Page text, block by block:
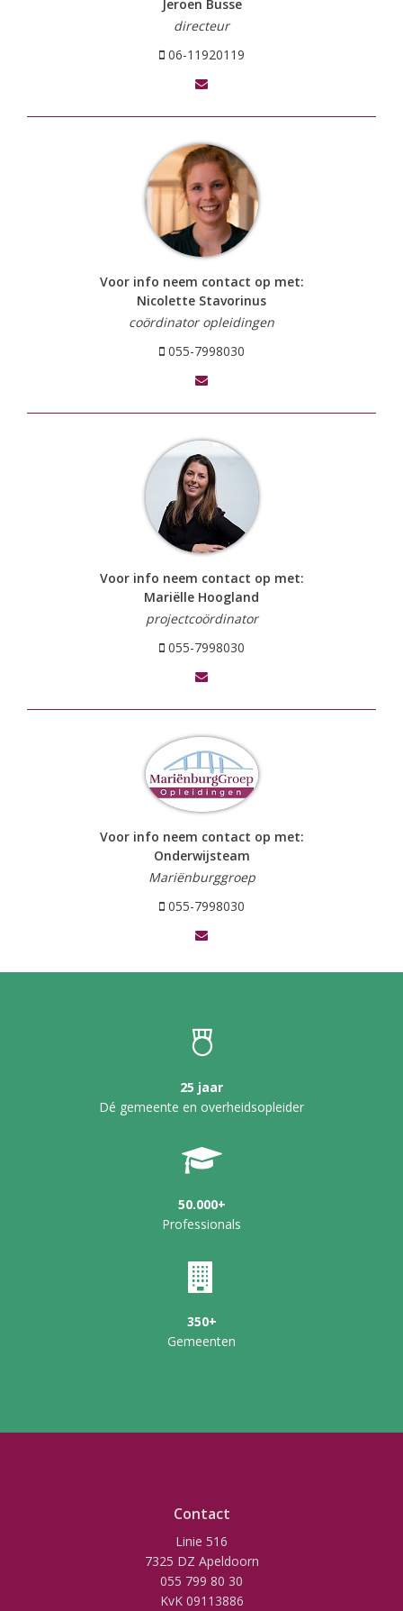
Jeroen Busse
directeur
06-11920119
Voor info neem contact op met:
Nicolette Stavorinus
coördinator opleidingen
055-7998030
Voor info neem contact op met:
Mariëlle Hoogland
projectcoördinator
055-7998030
Voor info neem contact op met:
Onderwijsteam
Mariënburggroep
055-7998030
25 jaar
Dé gemeente en overheidsopleider
50.000+
Professionals
350+
Gemeenten
Contact
Linie 516
7325 DZ Apeldoorn
055 799 80 30
KvK 09113886